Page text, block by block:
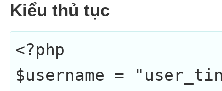
Kiểu thủ tục
<?php
$username =